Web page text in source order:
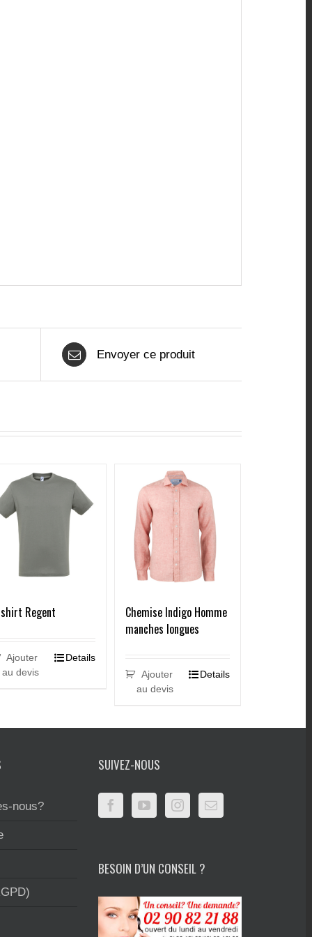
Envoyer ce produit
Regent
Ajouter
au devis
Details
Chemise Indigo Homme
manches longues
Ajouter
au devis
Details
nous?
SUIVEZ-NOUS
BESOIN D’UN CONSEIL ?